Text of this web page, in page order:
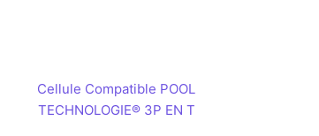
Cellule Compatible POOL
TECHNOLOGIE® 3P EN T